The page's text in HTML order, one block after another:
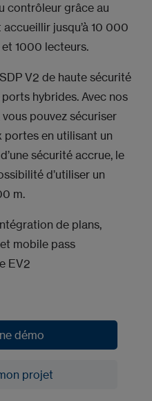
contrôleur grâce au
jusqu’à 10 000
1000 lecteurs.
V2 de haute sécurité
hybrides. Avec nos
pouvez sécuriser
portes en utilisant un
sécurité accrue, le
d’utiliser un
m.
de plans,
mobile pass
EV2
démo
projet